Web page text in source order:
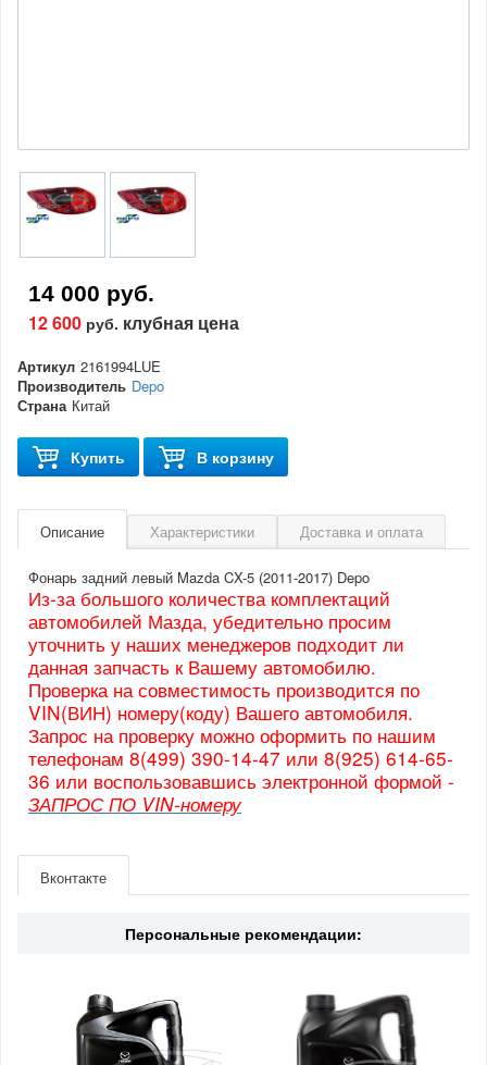
14 000 руб.
12 600 руб. клубная цена
Артикул 2161994LUE
Производитель Depo
Страна Китай
Купить В корзину
Описание Характеристики Доставка и оплата
Фонарь задний левый Mazda CX-5 (2011-2017) Depo
Из-за большого количества комплектаций
автомобилей Мазда, убедительно просим
уточнить у наших менеджеров подходит ли
данная запчасть к Вашему автомобилю.
Проверка на совместимость производится по
VIN(ВИН) номеру(коду) Вашего автомобиля.
Запрос на проверку можно оформить по нашим
телефонам 8(499) 390-14-47 или 8(925) 614-65-
36 или воспользовавшись электронной формой -
ЗАПРОС ПО VIN-номеру
Страна Китай
Вконтакте
Персональные рекомендации: